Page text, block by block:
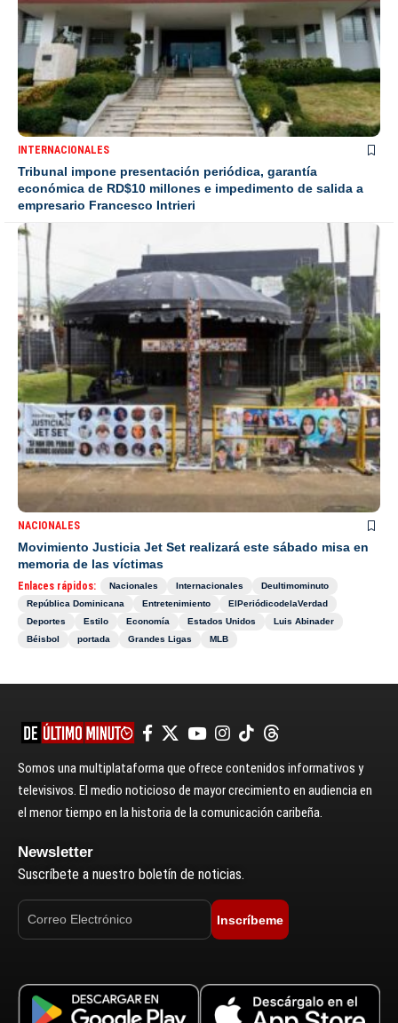
INTERNACIONALES
Tribunal impone presentación periódica, garantía
económica de RD$10 millones e impedimento de salida a
empresario Francesco Intrieri
NACIONALES
Movimiento Justicia Jet Set realizará este sábado misa en
memoria de las víctimas
Enlaces rápidos: Nacionales Internacionales
Deultimominuto
República Dominicana
Entretenimiento
ElPeriódicodelaVerdad
Deportes
Estilo Economía Estados Unidos
Luis Abinader
Béisbol
portada Grandes Ligas MLB
Somos una multiplataforma que ofrece contenidos informativos y
televisivos. El medio noticioso de mayor crecimiento en audiencia en
el menor tiempo en la historia de la comunicación caribeña.
Newsletter
Suscríbete a nuestro boletín de noticias.
Inscríbeme